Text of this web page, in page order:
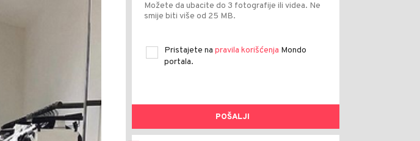
Možete da ubacite do 3 fotografije ili videa. Ne
smije biti više od 25 MB.
Pristajete na pravila korišćenja Mondo
portala.
POŠALJI